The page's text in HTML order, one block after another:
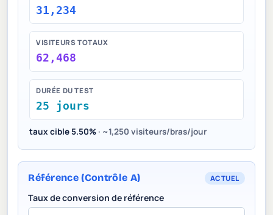
31,234
VISITEURS TOTAUX
62,468
DURÉE DU TEST
25 jours
taux cible 5.50%· ~1,250 visiteurs/bras/jour
Référence (Contrôle A) ACTUEL
Taux de conversion de référence